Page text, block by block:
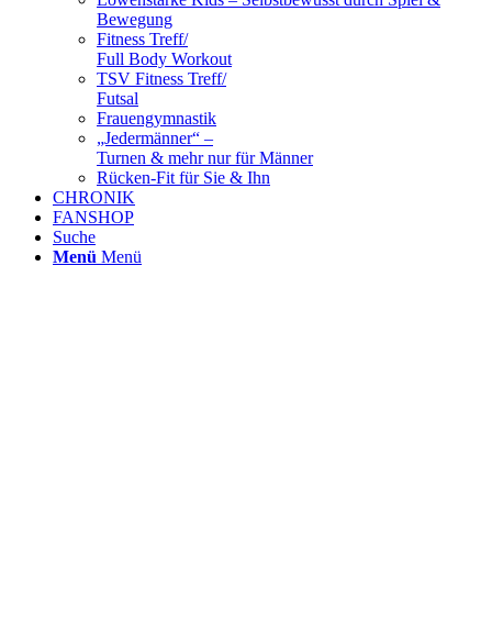
Bewegung
Fitness Treff/
Full Body Workout
TSV Fitness Treff/
Futsal
Frauengymnastik
„Jedermänner“ –
Turnen & mehr nur für Männer
Rücken-Fit für Sie & Ihn
CHRONIK
FANSHOP
Suche
Menü Menü